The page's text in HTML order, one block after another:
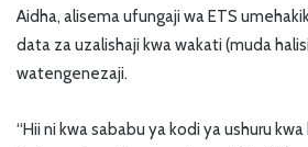
Aidha, alisema ufungaji wa ETS
data za uzalishaji kwa wakati (muda
watengenezaji.
“Hii ni kwa sababu ya kodi ya ushuru